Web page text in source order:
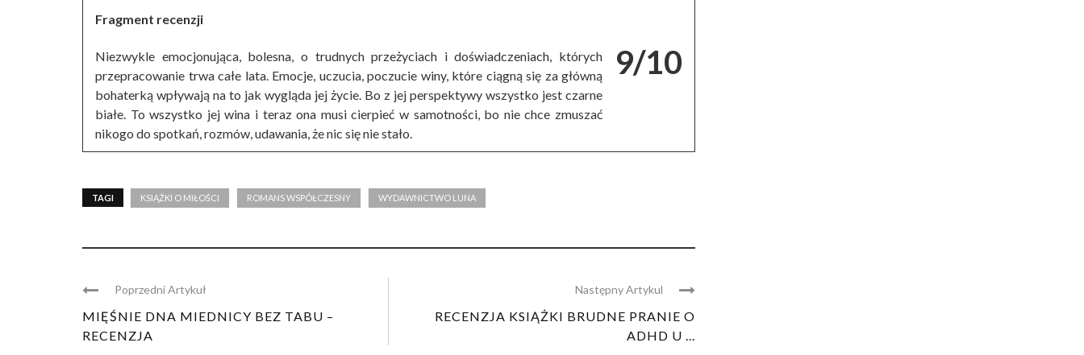
9/10
Fragment recenzji
Niezwykle emocjonująca, bolesna, o trudnych przeżyciach i doświadczeniach, których
przepracowanie trwa całe lata. Emocje, uczucia, poczucie winy, które ciągną się za główną
bohaterką wpływają na to jak wygląda jej życie. Bo z jej perspektywy wszystko jest czarne
białe. To wszystko jej wina i teraz ona musi cierpieć w samotności, bo nie chce zmuszać
nikogo do spotkań, rozmów, udawania, że nic się nie stało.
TAGI KSIĄŻKI O MIŁOŚCI ROMANS WSPÓŁCZESNY WYDAWNICTWO LUNA
Poprzedni Artykuł
MIĘŚNIE DNA MIEDNICY BEZ TABU –
RECENZJA
Następny Artykul
RECENZJA KSIĄŻKI BRUDNE PRANIE O
ADHD U ...